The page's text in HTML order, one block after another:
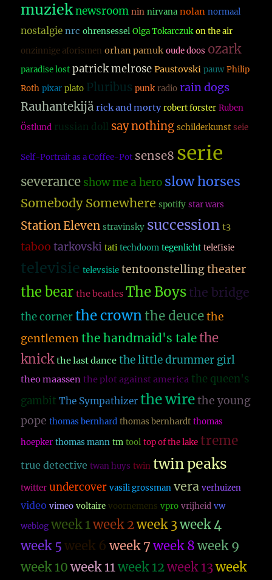
muzieknewsroom nin nirvana nolan normaal
nostalgie nrc ohrensessel Olga Tokarczuk on the air
onzinnige aforismen orhan pamuk oude doos ozark
paradise lost patrick melrose Paustovski pauw Philip
Roth pixar plato Pluribus punk radio rain dogs
Rauhantekijä rick and morty robert forster Ruben
Östlund russian doll say nothing schilderkunst seie
Self-Portrait as a Coffee-Pot sense8 serie
severance show me a hero slow horses
Somebody Somewhere spotify star wars
Station Eleven stravinsky succession t3
taboo tarkovski tati techdoom tegenlicht telefisie
televisie televsisie tentoonstelling theater
the bear the beatles The Boys the bridge
the corner the crownthe deuce the
gentlemen the handmaid's talethe
knick the last dance the little drummer girl
theo maassen the plot against america the queen's
gambit The Sympathizer the wire the young
pope thomas bernhard thomas bernhardt thomas
hoepker thomas mann tm tool top of the lake treme
true detective twan huys twin twin peaks
twitter undercover vasili grossman vera verhuizen
video vimeo voltaire voornemens vpro vrijheid vw
weblog week 1week 2week 3week 4
week 5 week 6 week 7 week 8 week 9
week 10 week 11week 12week 13week